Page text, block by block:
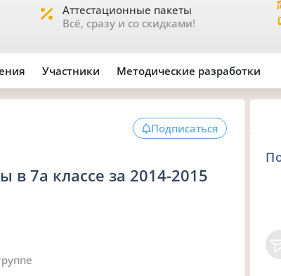
Аттестационные пакеты
Всё, сразу и со скидками!
Участники Методические разработки
Подписаться
в 7а классе за 2014-2015